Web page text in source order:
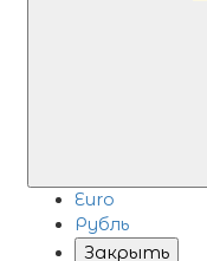
Euro
Рубль
Закрыть